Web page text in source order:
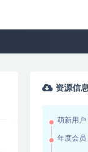
资源信
萌新用户
年度会员